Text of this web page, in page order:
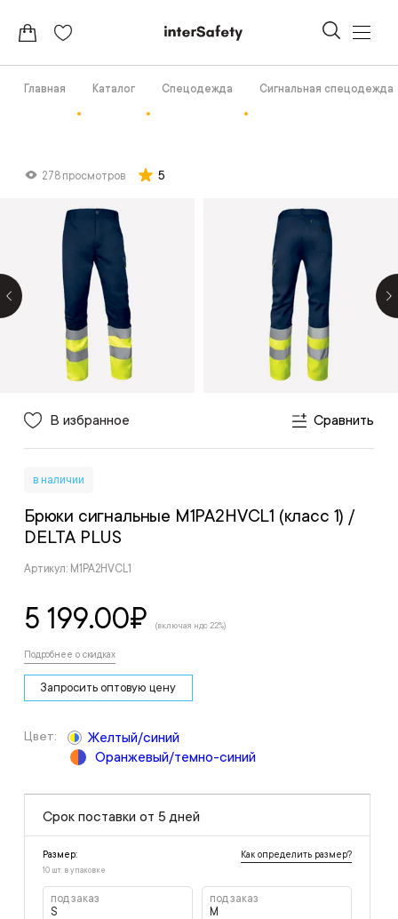
Главная Каталог Спецодежда Сигнальная спецодежда
278 просмотров 5
В избранное Сравнить
в наличии
Брюки сигнальные M1PA2HVCL1 (класс 1) /
DELTA PLUS
Артикул: M1PA2HVCL1
5 199.00₽ (включая ндс 22%)
Подробнее о скидках
Запросить оптовую цену
Цвет:
Желтый/синий
Оранжевый/темно-синий
Срок поставки от 5 дней
Размер: Как определить размер?
10 шт. в упаковке
под заказ
S
под заказ
M